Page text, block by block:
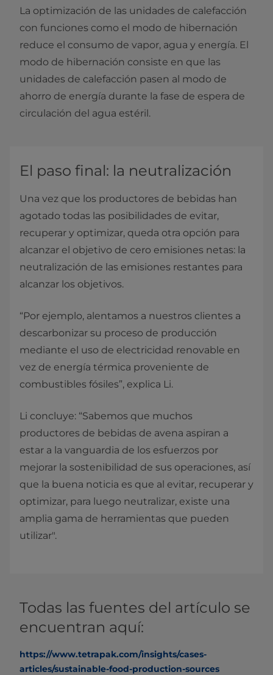
La optimización de las unidades de calefacción
con funciones como el modo de hibernación
reduce el consumo de vapor, agua y energía. El
modo de hibernación consiste en que las
unidades de calefacción pasen al modo de
ahorro de energía durante la fase de espera de
circulación del agua estéril.
El paso final: la neutralización
Una vez que los productores de bebidas han
agotado todas las posibilidades de evitar,
recuperar y optimizar, queda otra opción para
alcanzar el objetivo de cero emisiones netas: la
neutralización de las emisiones restantes para
alcanzar los objetivos.
“Por ejemplo, alentamos a nuestros clientes a
descarbonizar su proceso de producción
mediante el uso de electricidad renovable en
vez de energía térmica proveniente de
combustibles fósiles”, explica Li.
Li concluye: “Sabemos que muchos
productores de bebidas de avena aspiran a
estar a la vanguardia de los esfuerzos por
mejorar la sostenibilidad de sus operaciones, así
que la buena noticia es que al evitar, recuperar y
optimizar, para luego neutralizar, existe una
amplia gama de herramientas que pueden
utilizar".
Todas las fuentes del artículo se
encuentran aquí:
https://www.tetrapak.com/insights/cases-
articles/sustainable-food-production-sources